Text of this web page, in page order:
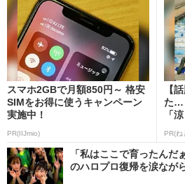
スマホ2GBで月額850円～ 格安
SIMをお得に使うキャンペーン
実施中！
PR(IIJmio)
【
た…
「
PR(ね
「私はここで育ったん
のハロプロ復帰を涙なが